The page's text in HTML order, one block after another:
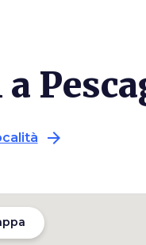
arrow_forward